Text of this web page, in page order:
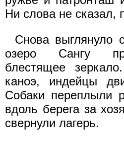
Ни слова не сказал,
Снова выглянуло
озеро Сангу
блестящее
каноэ, индейцы
Собаки переплыли
вдоль берега за
свернули лагерь.